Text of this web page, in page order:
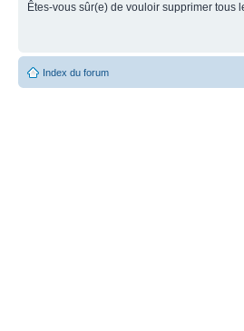
Êtes-vous sûr(e) de vouloir supprimer tous
Index du forum